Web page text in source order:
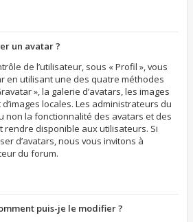
un avatar ?
de l’utilisateur, sous « Profil », vous
en utilisant une des quatre méthodes
», la galerie d’avatars, les images
locales. Les administrateurs du
non la fonctionnalité des avatars et des
rendre disponible aux utilisateurs. Si
d’avatars, nous vous invitons à
du forum.
puis-je le modifier ?